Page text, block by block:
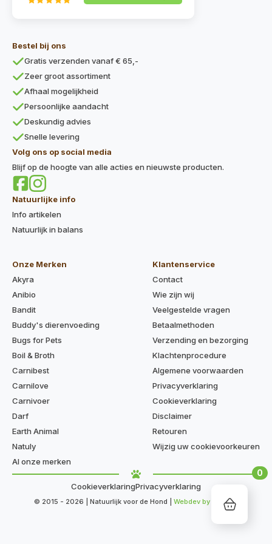
0
Bestel bij ons
Gratis verzenden vanaf € 65,-
Zeer groot assortiment
Afhaal mogelijkheid
Persoonlijke aandacht
Deskundig advies
Snelle levering
Volg ons op social media
Blijf op de hoogte van alle acties en nieuwste producten.
Natuurlijke info
Info artikelen
Natuurlijk in balans
Onze Merken
Akyra
Anibio
Bandit
Buddy's dierenvoeding
Bugs for Pets
Boil & Broth
Carnibest
Carnilove
Carnivoer
Darf
Earth Animal
Natuly
Al onze merken
Klantenservice
Contact
Wie zijn wij
Veelgestelde vragen
Betaalmethoden
Verzending en bezorging
Klachtenprocedure
Algemene voorwaarden
Privacyverklaring
Cookieverklaring
Disclaimer
Retouren
Wijzig uw cookievoorkeuren
© 2015 - 2026 | Natuurlijk voor de Hond | Webdev by Kaige.nl
CookieverklaringPrivacyverklaring